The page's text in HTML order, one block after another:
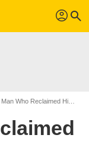
profil search
Who Reclaimed His Head de Edward Ludwig